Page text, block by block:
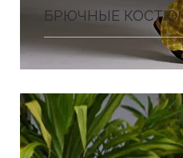
БРЮЧНЫЕ